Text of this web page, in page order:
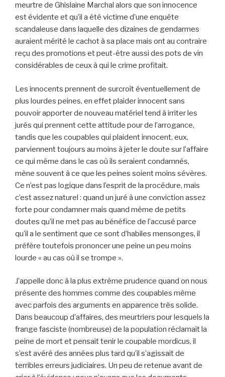
meurtre de Ghislaine Marchal alors que son innocence
est évidente et qu’il a été victime d’une enquête
scandaleuse dans laquelle des dizaines de gendarmes
auraient mérité le cachot à sa place mais ont au contraire
reçu des promotions et peut-être aussi des pots de vin
considérables de ceux à qui le crime profitait.
Les innocents prennent de surcroît éventuellement de
plus lourdes peines, en effet plaider innocent sans
pouvoir apporter de nouveau matériel tend à irriter les
jurés qui prennent cette attitude pour de l’arrogance,
tandis que les coupables qui plaident innocent, eux,
parviennent toujours au moins à jeter le doute sur l’affaire
ce qui même dans le cas où ils seraient condamnés,
mène souvent à ce que les peines soient moins sévères.
Ce n’est pas logique dans l’esprit de la procédure, mais
c’est assez naturel : quand un juré à une conviction assez
forte pour condamner mais quand même de petits
doutes qu’il ne met pas au bénéfice de l’accusé parce
qu’il a le sentiment que ce sont d’habiles mensonges, il
préfère toutefois prononcer une peine un peu moins
lourde « au cas où il se trompe ».
J’appelle donc à la plus extrême prudence quand on nous
présente des hommes comme des coupables même
avec parfois des arguments en apparence très solide.
Dans beaucoup d’affaires, des meurtriers pour lesquels la
frange fasciste (nombreuse) de la population réclamait la
peine de mort et pensait tenir le coupable mordicus, il
s’est avéré des années plus tard qu’il s’agissait de
terribles erreurs judiciaires. Un peu de retenue avant de